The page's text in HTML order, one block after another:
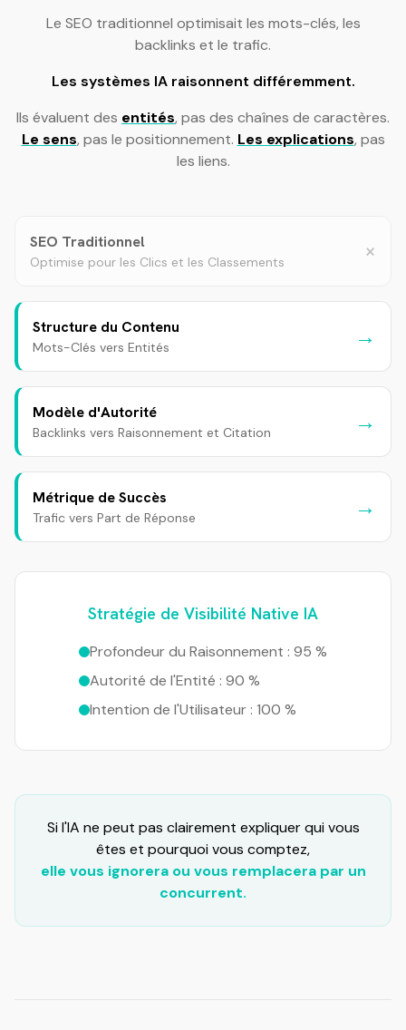
Le SEO traditionnel optimisait les mots-clés, les
backlinks et le trafic.
Les systèmes IA raisonnent différemment.
Ils évaluent des entités, pas des chaînes de caractères.
Le sens, pas le positionnement. Les explications, pas
les liens.
SEO Traditionnel
Optimise pour les Clics et les Classements ×
Structure du Contenu
Mots-Clés vers Entités →
Modèle d'Autorité
Backlinks vers Raisonnement et Citation →
Métrique de Succès
Trafic vers Part de Réponse →
Stratégie de Visibilité Native IA
Profondeur du Raisonnement : 95 %
Autorité de l'Entité : 90 %
Intention de l'Utilisateur : 100 %
Si l'IA ne peut pas clairement expliquer qui vous
êtes et pourquoi vous comptez,
elle vous ignorera ou vous remplacera par un
concurrent.